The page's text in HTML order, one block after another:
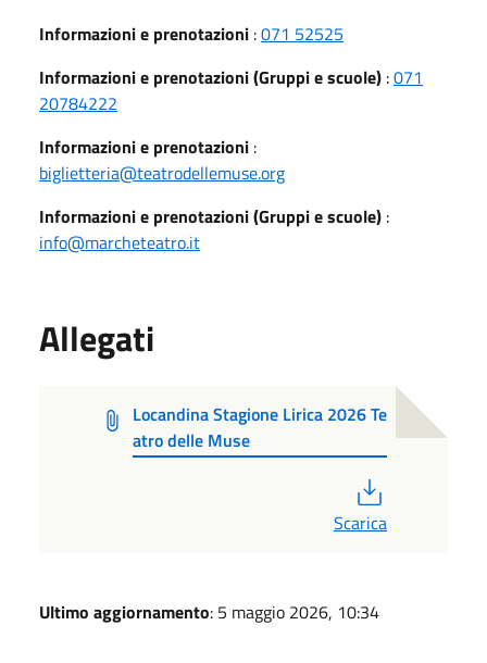
Informazioni e prenotazioni :071 52525
Informazioni e prenotazioni (Gruppi e scuole) :071
20784222
Informazioni e prenotazioni :
biglietteria@teatrodellemuse.org
Informazioni e prenotazioni (Gruppi e scuole) :
info@marcheteatro.it
Allegati
Locandina Stagione Lirica 2026 Te
atro delle Muse
Scarica
Ultimo aggiornamento: 5 maggio 2026, 10:34